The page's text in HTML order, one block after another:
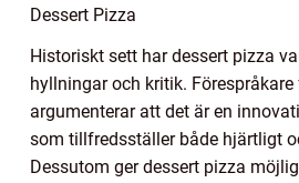
Dessert Pizza
Historiskt sett har dessert pizza
hyllningar och kritik.
argumenterar att det är en
som tillfredsställer både hjärtligt
Dessutom ger dessert pizza